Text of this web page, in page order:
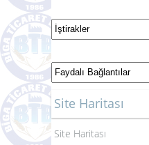
Site Haritası
Site Haritası